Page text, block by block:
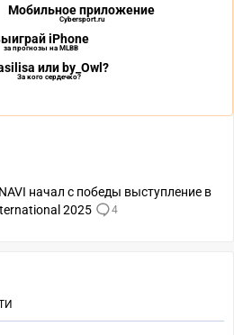
Мобильное приложение
Cybersport.ru
iPhone
за прогнозы на MLBB
или by_Owl?
За кого сердечко?
начал с победы выступление в
2025
4